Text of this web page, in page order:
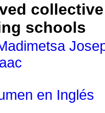
schools
en Inglés